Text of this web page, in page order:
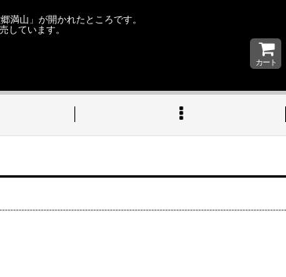
満山」が開かれたところです。
しています。
カート